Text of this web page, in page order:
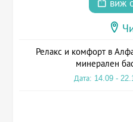
виж
Релакс и комфорт в
минерален
Дата: 14.09 -